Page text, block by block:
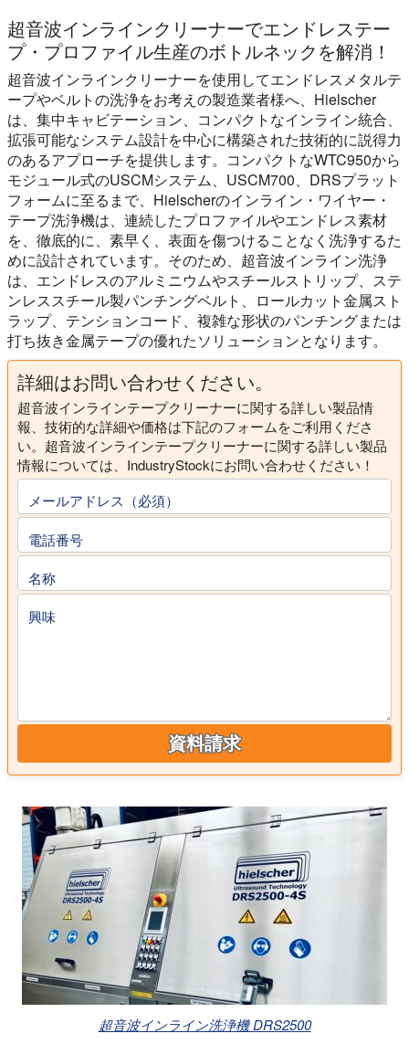
超音波インラインクリーナーでエンドレステー
プ・プロファイル生産のボトルネックを解消！
超音波インラインクリーナーを使用してエンドレスメタルテ
ープやベルトの洗浄をお考えの製造業者様へ、Hielscher
は、集中キャビテーション、コンパクトなインライン統合、
拡張可能なシステム設計を中心に構築された技術的に説得力
のあるアプローチを提供します。コンパクトなWTC950から
モジュール式のUSCMシステム、USCM700、DRSプラット
フォームに至るまで、Hielscherのインライン・ワイヤー・
テープ洗浄機は、連続したプロファイルやエンドレス素材
を、徹底的に、素早く、表面を傷つけることなく洗浄するた
めに設計されています。そのため、超音波インライン洗浄
は、エンドレスのアルミニウムやスチールストリップ、ステ
ンレススチール製パンチングベルト、ロールカット金属スト
ラップ、テンションコード、複雑な形状のパンチングまたは
打ち抜き金属テープの優れたソリューションとなります。
詳細はお問い合わせください。
超音波インラインテープクリーナーに関する詳しい製品情
報、技術的な詳細や価格は下記のフォームをご利用くださ
い。超音波インラインテープクリーナーに関する詳しい製品
情報については、IndustryStockにお問い合わせください！
メールアドレス（必須）
電話番号
名称
興味
資料請求
超音波インライン洗浄機 DRS2500